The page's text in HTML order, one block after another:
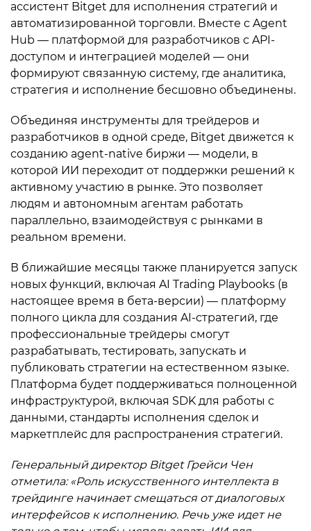
ассистент Bitget для исполнения стратегий и
автоматизированной торговли. Вместе с Agent
Hub — платформой для разработчиков с API-
доступом и интеграцией моделей — они
формируют связанную систему, где аналитика,
стратегия и исполнение бесшовно объединены.
Объединяя инструменты для трейдеров и
разработчиков в одной среде, Bitget движется к
созданию agent-native биржи — модели, в
которой ИИ переходит от поддержки решений к
активному участию в рынке. Это позволяет
людям и автономным агентам работать
параллельно, взаимодействуя с рынками в
реальном времени.
В ближайшие месяцы также планируется запуск
новых функций, включая AI Trading Playbooks (в
настоящее время в бета-версии) — платформу
полного цикла для создания AI-стратегий, где
профессиональные трейдеры смогут
разрабатывать, тестировать, запускать и
публиковать стратегии на естественном языке.
Платформа будет поддерживаться полноценной
инфраструктурой, включая SDK для работы с
данными, стандарты исполнения сделок и
маркетплейс для распространения стратегий.
Генеральный директор Bitget Грейси Чен
отметила: «Роль искусственного интеллекта в
трейдинге начинает смещаться от диалоговых
интерфейсов к исполнению. Речь уже идет не